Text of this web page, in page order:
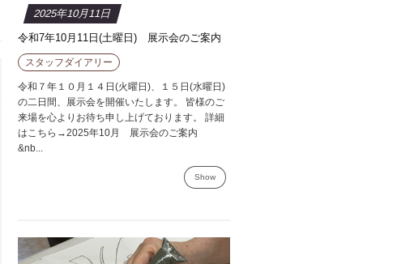
2025年10月11日
令和7年10月11日(土曜日) 展示会のご案内
スタッフダイアリー
令和７年１０月１４日(火曜日)、１５日(水曜日)
の二日間、展示会を開催いたします。 皆様のご
来場を心よりお待ち申し上げております。 詳細
はこちら→2025年10月 展示会のご案内
&nb...
Show